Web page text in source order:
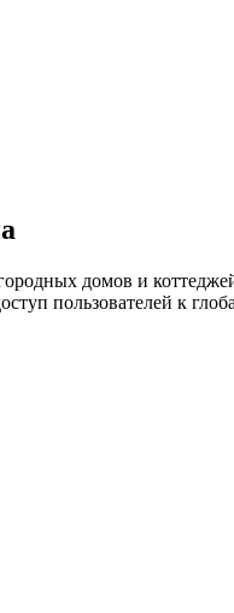
домов и
пользователей к